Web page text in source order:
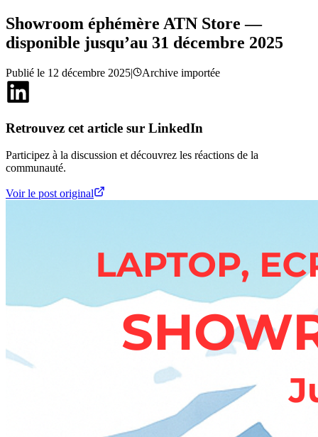
Showroom éphémère ATN Store —
disponible jusqu’au 31 décembre 2025
Publié le 12 décembre 2025| Archive importée
Retrouvez cet article sur LinkedIn
Participez à la discussion et découvrez les réactions de la
communauté.
Voir le post original